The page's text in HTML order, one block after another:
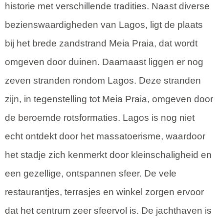
historie met verschillende tradities. Naast diverse
bezienswaardigheden van Lagos, ligt de plaats
bij het brede zandstrand Meia Praia, dat wordt
omgeven door duinen. Daarnaast liggen er nog
zeven stranden rondom Lagos. Deze stranden
zijn, in tegenstelling tot Meia Praia, omgeven door
de beroemde rotsformaties. Lagos is nog niet
echt ontdekt door het massatoerisme, waardoor
het stadje zich kenmerkt door kleinschaligheid en
een gezellige, ontspannen sfeer. De vele
restaurantjes, terrasjes en winkel zorgen ervoor
dat het centrum zeer sfeervol is. De jachthaven is